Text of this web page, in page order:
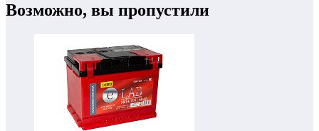
Возможно, вы пропустили